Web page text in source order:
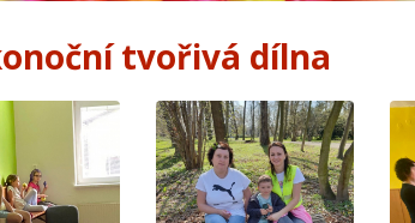
tvořivá dílna